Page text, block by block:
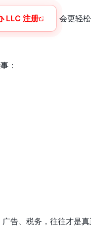
LLC 注册 会更轻
：
告、税务，往往才是真